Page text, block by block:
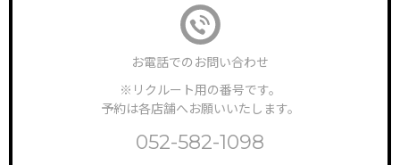
スタッフの声
BRAND SALON サロン一覧
NEWS & TOPICS 新着情報
お電話でのお問い合わせ
※リクルート用の番号です。
予約は各店舗へお願いいたします。
052-582-1098